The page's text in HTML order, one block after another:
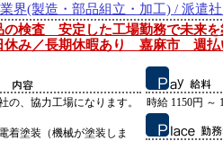
界(製造・部品組立・加工) / 派遣
の検査 安定した工場勤務で未来を
休み／長期休暇あり 嘉麻市 週払
の、協力工場になります。
着塗装（機械が塗装しま
時給 1150円 ～